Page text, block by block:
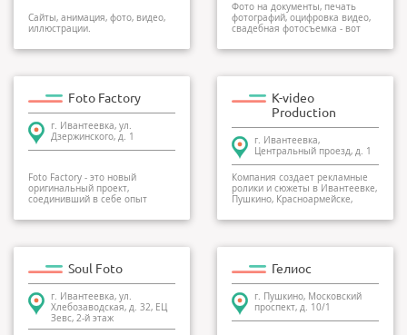
Сайты, анимация, фото, видео,
иллюстрации.
Фото на документы, печать
фотографий, оцифровка видео,
свадебная фотосъемка - вот
Foto Factory
г. Ивантеевка, ул.
Дзержинского, д. 1
Foto Factory - это новый
оригинальный проект,
соединивший в себе опыт
K-video
Production
г. Ивантеевка,
Центральный проезд, д. 1
Компания создает рекламные
ролики и сюжеты в Ивантеевке,
Пушкино, Красноармейске,
Soul Foto
г. Ивантеевка, ул.
Хлебозаводская, д. 32, ЕЦ
Зевс, 2-й этаж
Гелиос
г. Пушкино, Московский
проспект, д. 10/1